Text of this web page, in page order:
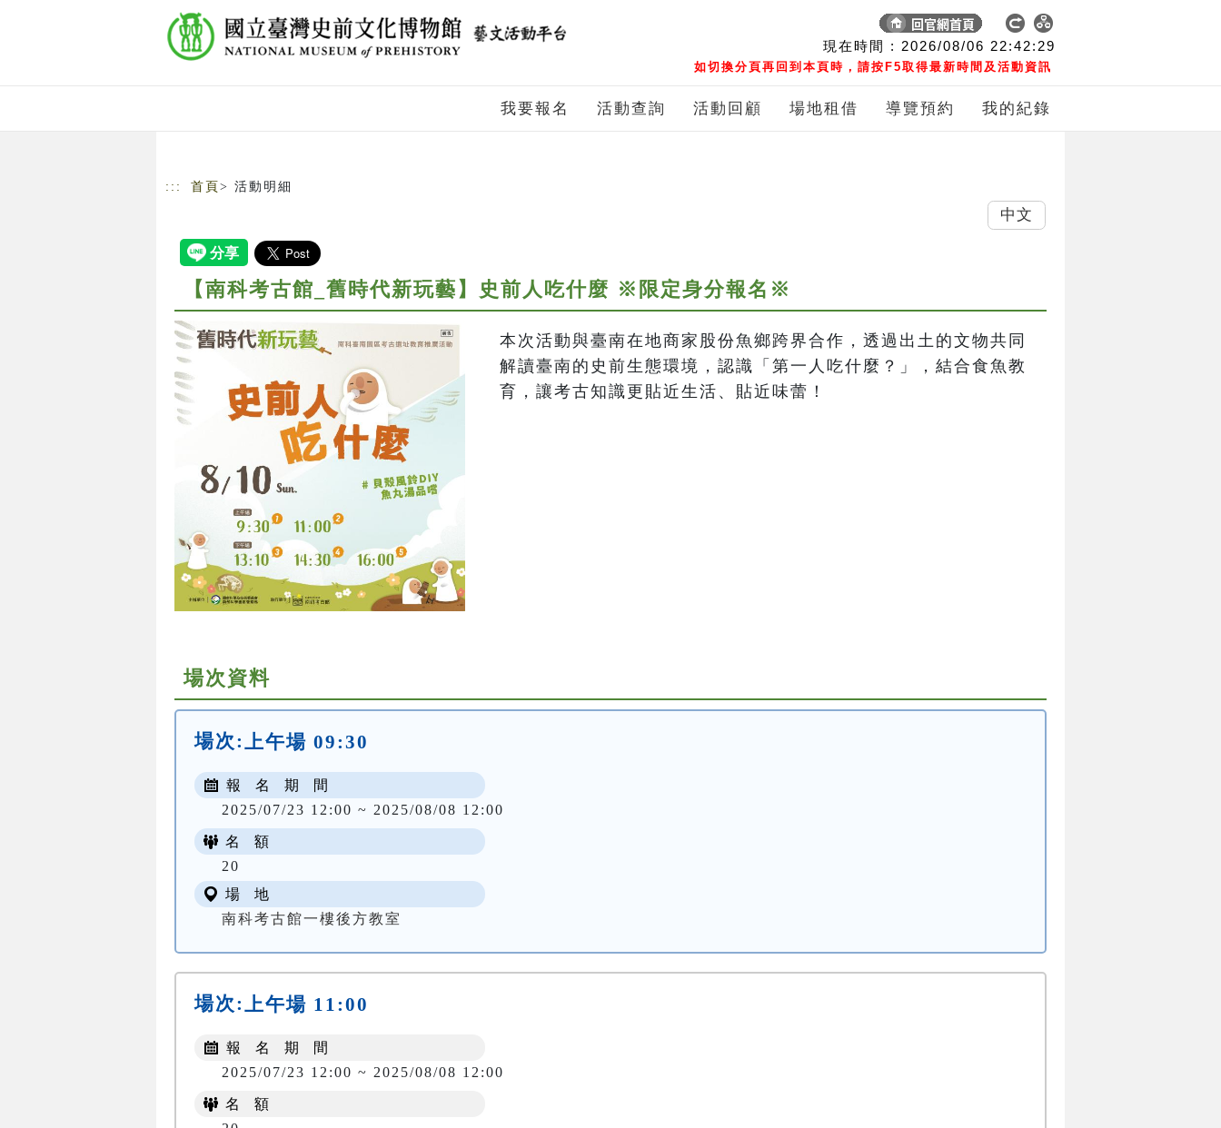
現在時間 : 2026/08/06 22:42:30
如切換分頁再回到本頁時，請按F5取得最新時間及活動資訊
我要報名 活動查詢 活動回顧 場地租借 導覽預約 我的紀錄
::: 首頁 > 活動明細
【南科考古館_舊時代新玩藝】史前人吃什麼 ※限定身分報名※
本次活動與臺南在地商家股份魚鄉跨界合作，透過出土的文物共同
解讀臺南的史前生態環境，認識「第一人吃什麼？」，結合食魚教
育，讓考古知識更貼近生活、貼近味蕾！
場次資料
場次:上午場 09:30
報 名 期 間
2025/07/23 12:00 ~ 2025/08/08 12:00
名 額
20
場 地
南科考古館一樓後方教室
場次:上午場 11:00
報 名 期 間
2025/07/23 12:00 ~ 2025/08/08 12:00
名 額